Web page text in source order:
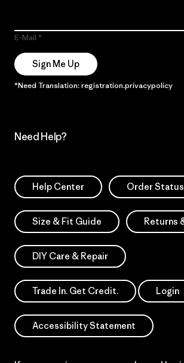
E-Mail
Sign Me Up
*Need Translation: registration.privacypolicy
Need Help?
Help Center Order Status
Size & Fit Guide Returns
DIY Care & Repair
Trade In. Get Credit. Login
Accessibility Statement